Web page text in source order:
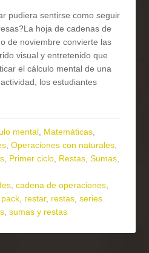
pudiera sentirse como seguir
hoja de cadenas de
de noviembre convierte las
visual y entretenido que
el cálculo mental de una
los estudiantes
mental, Matemáticas,
,Operaciones con naturales,
, Primer ciclo, Restas,Sumas,
,cadena de operaciones,
pack, restar, restas,series
,sumas y restas